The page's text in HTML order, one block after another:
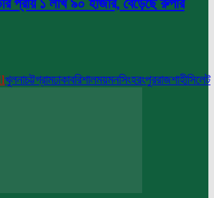
প্রায় ১ লাখ ৯০ হাজার, বেড়েছে রুপার
খুলনাচট্টগ্রামঢাকাবরিশালময়মনসিংহরংপুররাজশাহীসিলেট